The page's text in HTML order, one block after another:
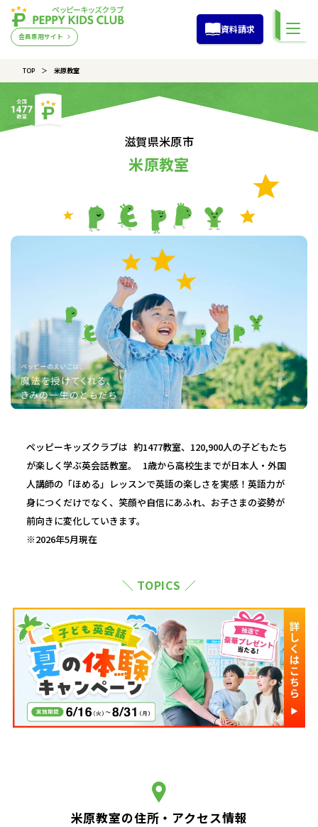
会員専用サイト
資料請求
TOP 米原教室
滋賀県米原市
米原教室
ペッピーキッズクラブは 約1477教室、120,900人の子どもたち
が楽しく学ぶ英会話教室。 1歳から高校生までが日本人・外国
人講師の「ほめる」レッスンで英語の楽しさを実感！英語力が
身につくだけでなく、笑顔や自信にあふれ、お子さまの姿勢が
前向きに変化していきます。
※2026年5月現在
＼ TOPICS ／
米原教室の住所・アクセス情報